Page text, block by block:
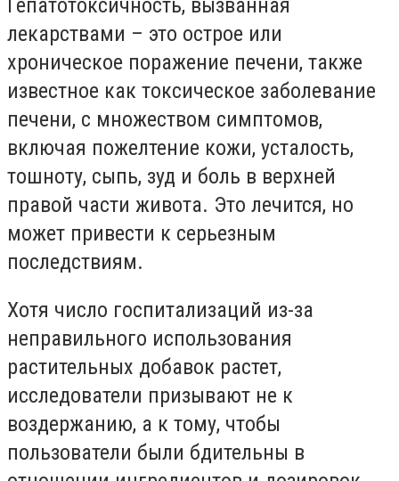
Гепатотоксичность, вызванная
лекарствами – это острое или
хроническое поражение печени, также
известное как токсическое заболевание
печени, с множеством симптомов,
включая пожелтение кожи, усталость,
тошноту, сыпь, зуд и боль в верхней
правой части живота. Это лечится, но
может привести к серьезным
последствиям.
Хотя число госпитализаций из-за
неправильного использования
растительных добавок растет,
исследователи призывают не к
воздержанию, а к тому, чтобы
пользователи были бдительны в